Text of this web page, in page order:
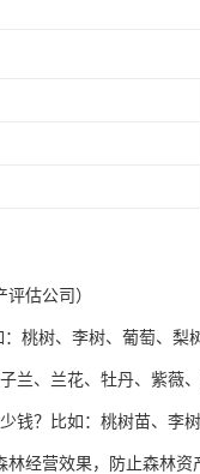
估公司）
桃树、李树、葡萄、梨
兰、兰花、牡丹、紫薇
钱？比如：桃树苗、李
经营效果，防止森林